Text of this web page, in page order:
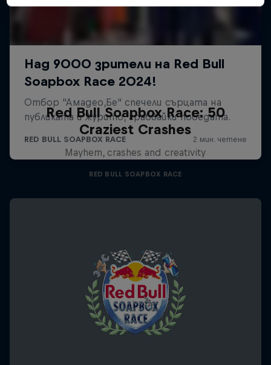
Red Bull Soapbox Race: 50
Craziest Crashes
Mayhem, crashes and creativity
RED BULL SOAPBOX RACE